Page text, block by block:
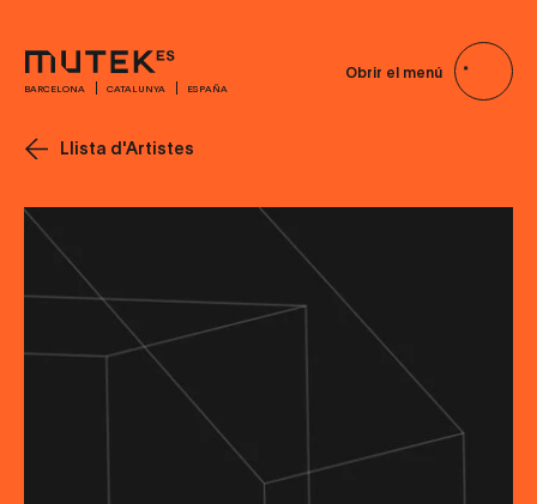
BARCELONA CATALUNYA ESPAÑA
Obrir el menú
Llista d'Artistes